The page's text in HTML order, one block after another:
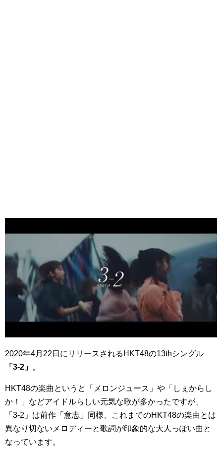
2020年4月22日にリリースされるHKT48の13thシングル
「3-2」 。
HKT48の楽曲というと「メロンジュース」や「しぇからし
か！」などアイドルらしい元気な歌が多かったですが、
「3-2」は前作「意志」同様、これまでのHKT48の楽曲とは
異なり切ないメロディーと歌詞が印象的な大人っぽい曲と
なっています。